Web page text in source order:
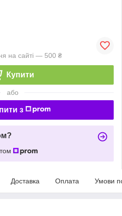
на сайті — 500 ₴
Купити
або
з
Доставка Оплата Умови